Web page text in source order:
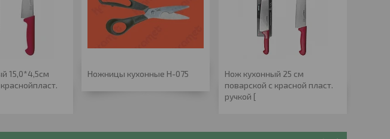
15,0*4,5см
Ножницы кухонные Н-075
Нож кухонный 25 см
поварской с красной пласт.
ручкой [